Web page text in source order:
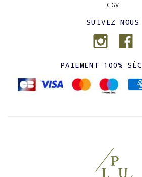
CGV
SUIVEZ NOUS
PAIEMENT 100%